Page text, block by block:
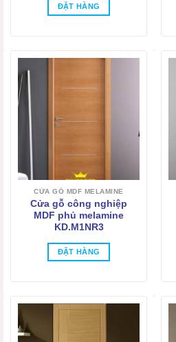
ĐẶT HÀNG
CỬA GỖ MDF MELAMINE
Cửa gỗ công nghiệp
MDF phủ melamine
KD.M1NR3
ĐẶT HÀNG